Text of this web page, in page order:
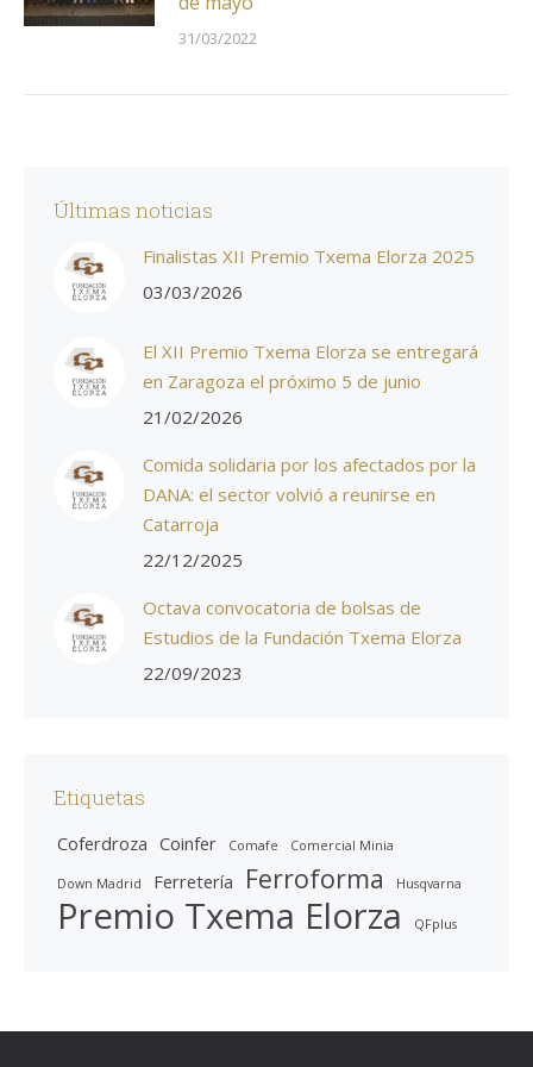
31/03/2022
Últimas noticias
Finalistas XII Premio Txema Elorza 2025
03/03/2026
El XII Premio Txema Elorza se entregará
en Zaragoza el próximo 5 de junio
21/02/2026
Comida solidaria por los afectados por la
DANA: el sector volvió a reunirse en
Catarroja
22/12/2025
Octava convocatoria de bolsas de
Estudios de la Fundación Txema Elorza
22/09/2023
Etiquetas
Coferdroza Coinfer Comafe Comercial Minia
Down Madrid Ferretería Ferroforma Husqvarna
Premio Txema Elorza QFplus